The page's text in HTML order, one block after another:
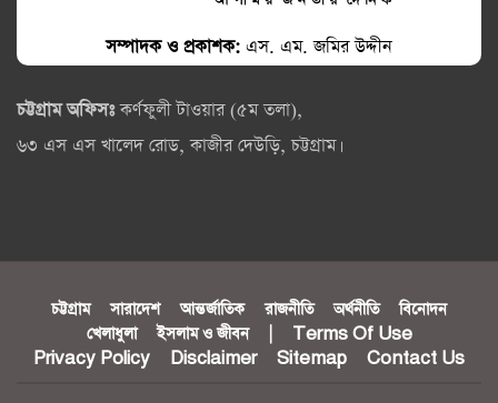
সম্পাদক ও প্রকাশক: এস. এম. জমির উদ্দীন
চট্টগ্রাম অফিসঃকর্ণফুলী টাওয়ার (৫ম তলা),
৬৩ এস এস খালেদ রোড, কাজীর দেউড়ি, চট্টগ্রাম।
চট্টগ্রাম সারাদেশ আন্তর্জাতিক রাজনীতি অর্থনীতি
বিনোদন
খেলাধুলা
ইসলাম ও জীবন
Terms Of Use
Privacy Policy
Disclaimer Sitemap Contact Us